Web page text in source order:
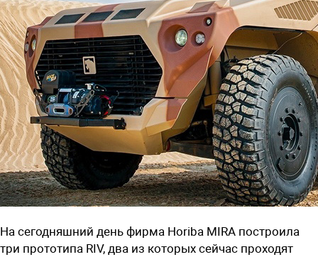
На сегодняшний день фирма Horiba MIRA построила
три прототипа RIV, два из которых сейчас проходят